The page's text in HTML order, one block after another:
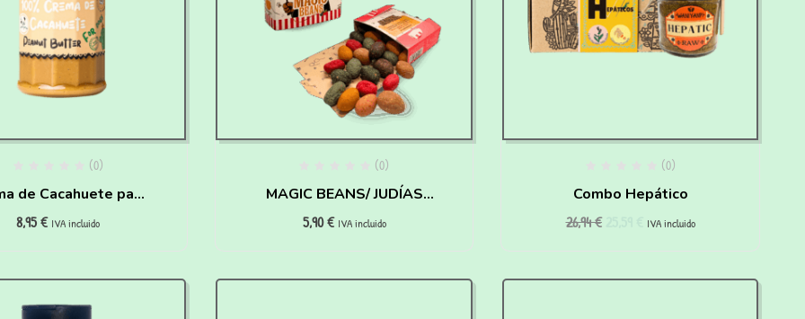
(0)
de Cacahuete para
perros
8,95€ IVA incluido
(0)
MAGIC BEANS/ JUDÍAS
MÁGICAS – HAIRY
5,90€ IVA incluido
(0)
Combo Hepático
26,94€ IVA incluido